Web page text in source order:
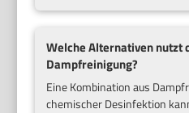
Welche Alternativen nutzt
Dampfreinigung?
Eine Kombination aus
chemischer Desinfektion